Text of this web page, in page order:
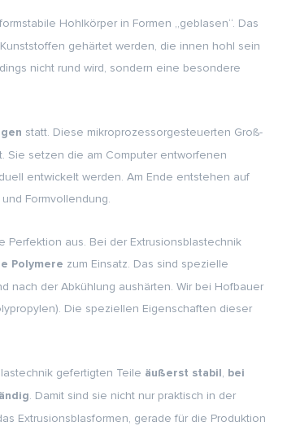
Hohlkörper in Formen „geblasen“. Das
gehärtet werden, die innen hohl sein
nicht rund wird, sondern eine besondere
statt. Diese mikroprozessorgesteuerten Groß-
Sie setzen die am Computer entworfenen
entwickelt werden. Am Ende entstehen auf
Formvollendung.
aus. Bei der Extrusionsblastechnik
Polymere zum Einsatz. Das sind spezielle
nach der Abkühlung aushärten. Wir bei Hofbauer
Die speziellen Eigenschaften dieser
gefertigten Teile äußerst stabil , bei
. Damit sind sie nicht nur praktisch in der
Extrusionsblasformen, gerade für die Produktion